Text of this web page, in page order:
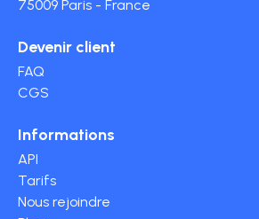
75009 Paris - France
Devenir client
FAQ
CGS
Informations
API
Tarifs
Nous rejoindre